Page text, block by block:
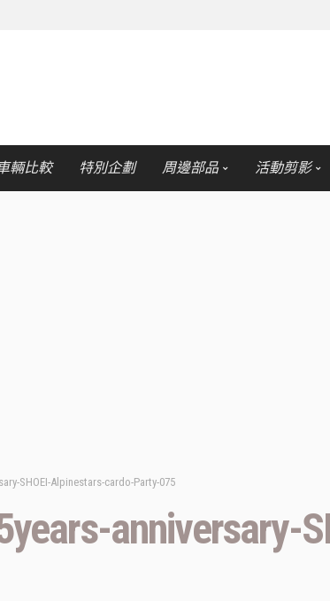
輛比較 特別企劃 周邊部品 活動剪影
SHOEI-Alpinestars-cardo-Party-075
anniversary-